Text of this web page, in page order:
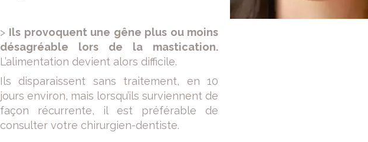
> Ils provoquent une gêne plus ou moins
désagréable lors de la mastication.
L’alimentation devient alors difficile.
Ils disparaissent sans traitement, en 10
jours environ, mais lorsqu’ils surviennent de
façon récurrente, il est préférable de
consulter votre chirurgien-dentiste.